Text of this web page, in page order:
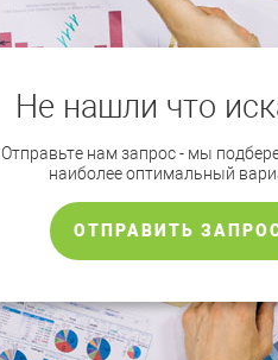
Не нашли что
Отправьте нам запрос - мы
наиболее оптимальный
ОТПРАВИТЬ